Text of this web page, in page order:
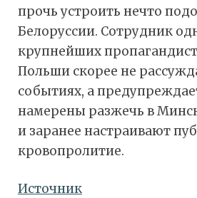
прочь устроить нечто
Белоруссии. Сотрудник
крупнейших
Польши скорее не
событиях, а
намерены разжечь в
и заранее настраивают
кровопролитие.
Источник